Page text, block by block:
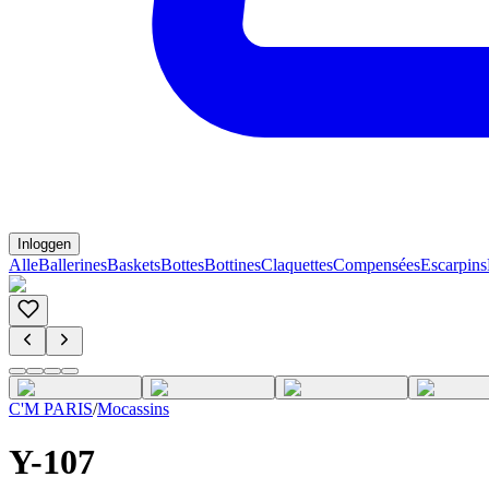
Inloggen
AlleBallerinesBasketsBottesBottinesClaquettesCompenséesEscarpins
C'M PARIS/Mocassins
Y-107